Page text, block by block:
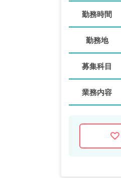
勤務時間
勤務地
募集科目
業務内容